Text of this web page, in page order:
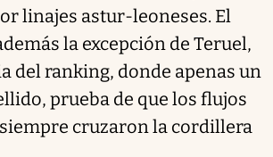
linajes astur-leoneses. El
la excepción de Teruel,
del ranking, donde apenas un
prueba de que los flujos
cruzaron la cordillera